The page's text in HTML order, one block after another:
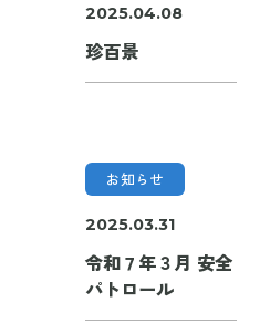
2025.04.08
珍百景
お知らせ
2025.03.31
令和７年３月 安全
パトロール